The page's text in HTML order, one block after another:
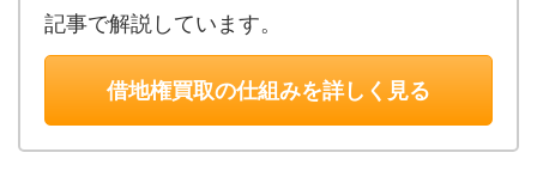
記事で解説しています。
借地権買取の仕組みを詳しく見る